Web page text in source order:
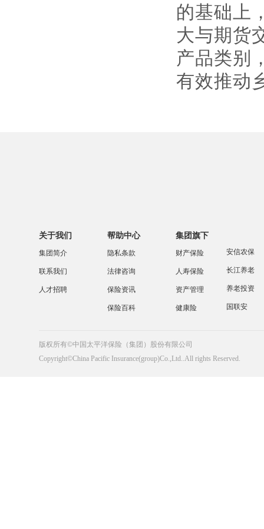
的基础上
大与期货
产品类别
有效推动
关于我们
集团简介
联系我们
人才招聘
帮助中心
隐私条款
法律咨询
保险资讯
保险百科
集团旗下
财产保险
人寿保险
资产管理
健康险
安信农保
长江养老
养老投资
国联安
版权所有©中国太平洋保险（集团）股份有限公司
Copyright©China Pacific Insurance(group)Co.,Ltd..All rights Reserved.